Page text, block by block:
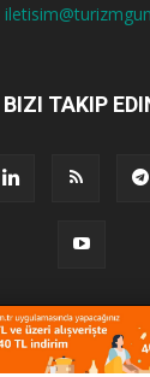
BIZI TAKIP
Hakkımızda
Metni